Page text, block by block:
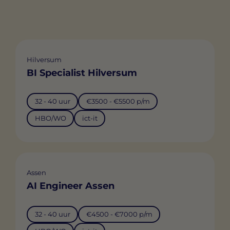
Hilversum
BI Specialist Hilversum
32 - 40 uur €3500 - €5500 p/m
HBO/WO ict-it
Assen
AI Engineer Assen
32 - 40 uur €4500 - €7000 p/m